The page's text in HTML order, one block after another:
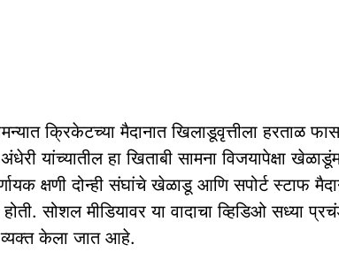
क्रिकेटच्या मैदानात खिलाडूवृत्तीला हरताळ
यांच्यातील हा खिताबी सामना विजयापेक्षा
क्षणी दोन्ही संघांचे खेळाडू आणि सपोर्ट स्टाफ
सोशल मीडियावर या वादाचा व्हिडिओ सध्या
केला जात आहे.